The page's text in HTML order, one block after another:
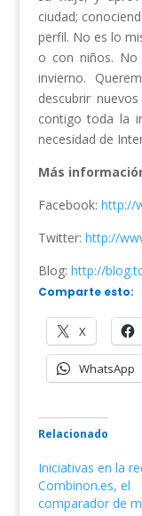
ciudad;
perfil. No es lo
o con niños.
invierno.
descubrir
contigo toda la
necesidad de
Más
Facebook: http://
Twitter: http://
Blog: http://
Comparte esto:
X
WhatsApp
Relacionado
Iniciativas en la
Combinon.es, el
comparador de